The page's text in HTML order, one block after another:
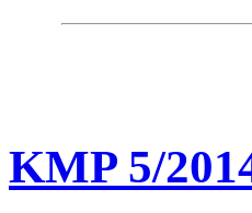
KMP 5/